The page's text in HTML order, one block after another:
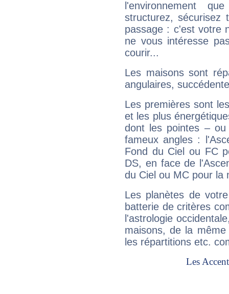
l'environnement
structurez, sécurisez
passage : c'est votre
ne vous intéresse
courir...
Les maisons sont
angulaires,
Les premières sont
et les plus
dont les pointes –
fameux angles :
Fond du Ciel ou FC
DS, en face de
du Ciel ou MC pour la
Les planètes de
batterie de critères
l'astrologie
maisons, de la
les répartitions etc.